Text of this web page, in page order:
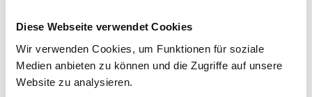
Diese Webseite verwendet Cookies
Wir verwenden Cookies, um Funktionen für soziale
Medien anbieten zu können und die Zugriffe auf unsere
Website zu analysieren.
Stiftungsdatenbank recherchieren. Bei der
Suche bitte die Groß- und Kleinschreibung
beachten.